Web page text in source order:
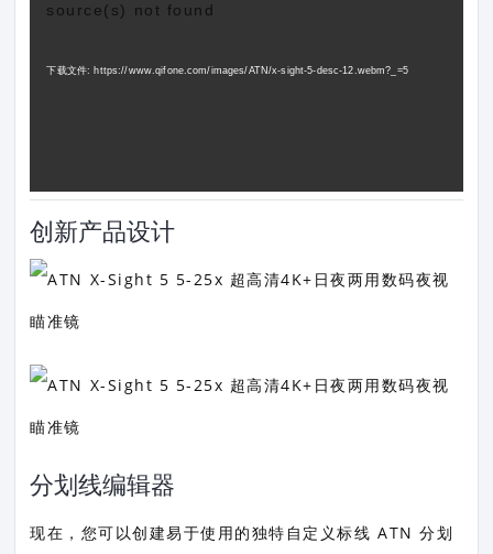
source(s) not found
下载文件: https://www.qifone.com/images/ATN/x-sight-5-desc-12.webm?_=5
创新产品设计
分划线编辑器
现在，您可以创建易于使用的独特自定义标线 ATN 分划